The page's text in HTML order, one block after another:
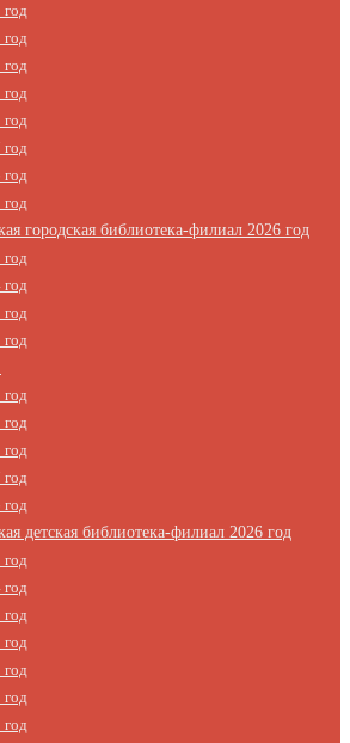
городская библиотека-филиал 2026 год
детская библиотека-филиал 2026 год